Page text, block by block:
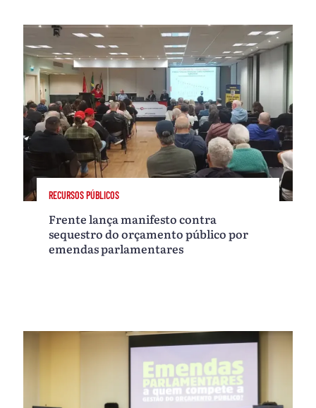
RECURSOS PÚBLICOS
Frente lança manifesto contra
sequestro do orçamento público por
emendas parlamentares